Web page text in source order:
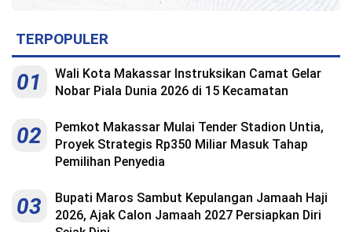
TERPOPULER
01
Wali Kota Makassar Instruksikan Camat Gelar
Nobar Piala Dunia 2026 di 15 Kecamatan
02
Pemkot Makassar Mulai Tender Stadion Untia,
Proyek Strategis Rp350 Miliar Masuk Tahap
Pemilihan Penyedia
03
Bupati Maros Sambut Kepulangan Jamaah Haji
2026, Ajak Calon Jamaah 2027 Persiapkan Diri